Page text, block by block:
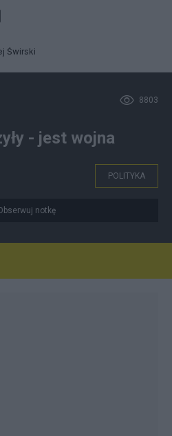
Świrski
8803
- jest wojna
POLITYKA
notkę